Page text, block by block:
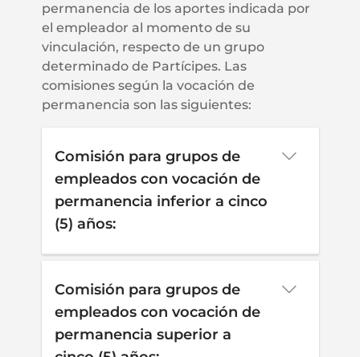
permanencia de los aportes indicada por
el empleador al momento de su
vinculación, respecto de un grupo
determinado de Partícipes. Las
comisiones según la vocación de
permanencia son las siguientes:
Comisión para grupos de
empleados con vocación de
permanencia inferior a cinco
(5) años:
Comisión fija sobre activos
administrados
Alternativa Estandarizada
Comisión para grupos de
empleados con vocación de
permanencia superior a